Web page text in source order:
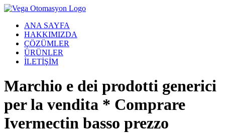
Skip
contentANA SAYFA
HAKKIMIZDA
ÇÖZÜMLER
ÜRÜNLER
İLETİŞİM
Marchio e dei prodotti generici
per la vendita * Comprare
Ivermectin basso prezzo